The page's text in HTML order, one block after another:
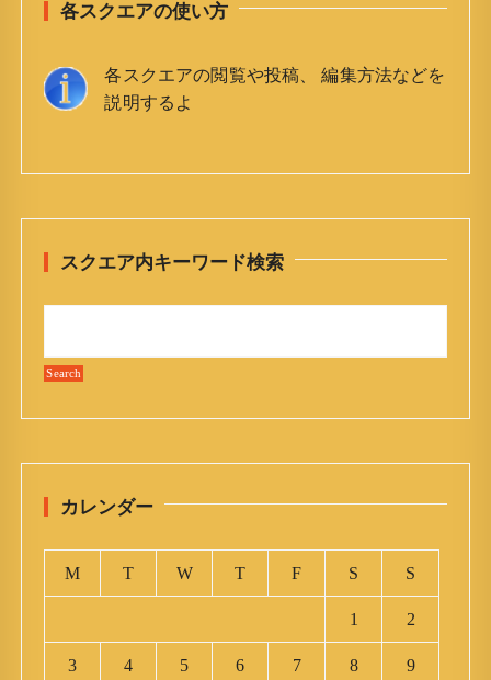
各スクエアの使い方
各スクエアの閲覧や投稿、 編集方法などを
説明するよ
スクエア内キーワード検索
カレンダー
M T W T F S S
1 2
3 4 5 6 7 8 9